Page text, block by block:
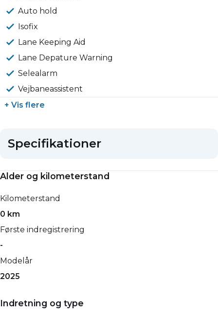
Auto hold
Isofix
Lane Keeping Aid
Lane Depature Warning
Selealarm
Vejbaneassistent
+ Vis flere
Specifikationer
Alder og kilometerstand
Kilometerstand
0 km
Første indregistrering
-
Modelår
2025
Indretning og type